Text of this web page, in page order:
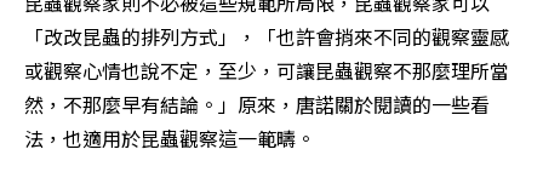
「改改昆蟲的排列方式」，「也許會捎來不同的觀察靈感
或觀察心情也說不定，至少，可讓昆蟲觀察不那麼理所當
然，不那麼早有結論。」原來，唐諾關於閱讀的一些看
法，也適用於昆蟲觀察這一範疇。